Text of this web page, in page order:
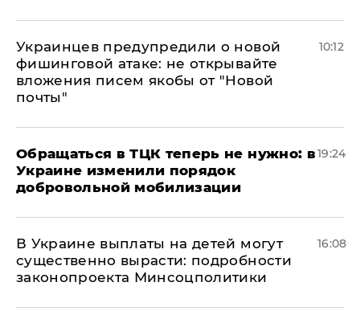
Украинцев предупредили о новой
фишинговой атаке: не открывайте
вложения писем якобы от "Новой
почты"
10:12
Обращаться в ТЦК теперь не нужно: в
Украине изменили порядок
добровольной мобилизации
19:24
В Украине выплаты на детей могут
существенно вырасти: подробности
законопроекта Минсоцполитики
16:08